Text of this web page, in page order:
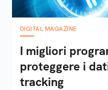
DIGITAL MAGAZINE
I migliori
proteggere i
tracking